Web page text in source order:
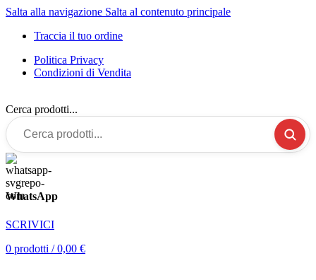
Salta alla navigazione Salta al contenuto principale
Traccia il tuo ordine
Politica Privacy
Condizioni di Vendita
Cerca prodotti...
WhatsApp
SCRIVICI
0 prodotti / 0,00 €